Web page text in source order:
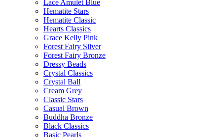
Lace Amulet Blue
Hematite Stars
Hematite Classic
Hearts Classics
Grace Kelly Pink
Forest Fairy Silver
Forest Fairy Bronze
Dressy Beads
Crystal Classics
Crystal Ball
Cream Grey
Classic Stars
Casual Brown
Buddha Bronze
Black Classics
Basic Pearls